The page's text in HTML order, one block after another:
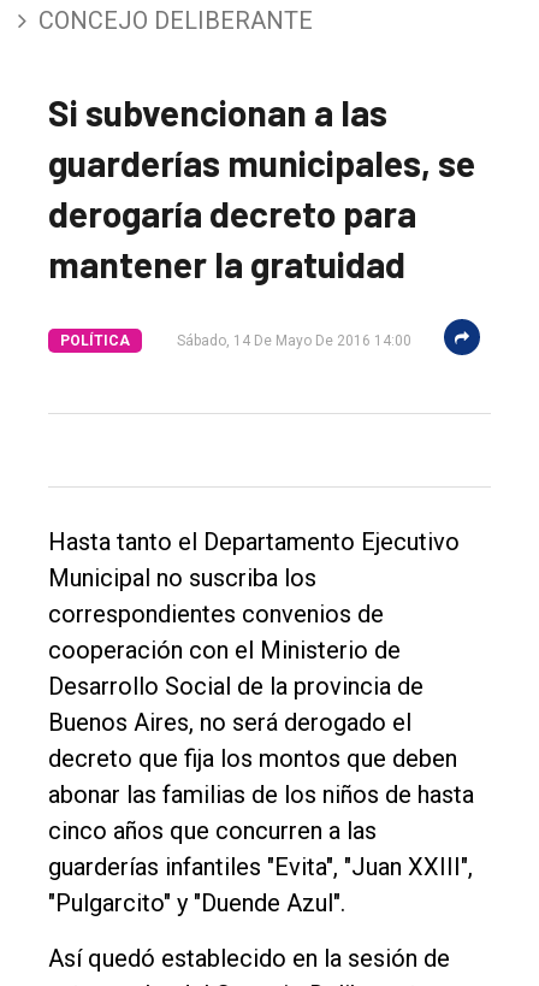
único
Inicio
Tendencia
Int.
General
Política
Cultura
Entrevistas
Rural
Deportes
Edición
CONCEJO DELIBERANTE
Si subvencionan a las
guarderías municipales, se
derogaría decreto para
mantener la gratuidad
POLÍTICA Sábado, 14 De Mayo De 2016 14:00
Hasta tanto el Departamento Ejecutivo
Municipal no suscriba los
correspondientes convenios de
cooperación con el Ministerio de
Desarrollo Social de la provincia de
Buenos Aires, no será derogado el
decreto que fija los montos que deben
abonar las familias de los niños de hasta
cinco años que concurren a las
guarderías infantiles "Evita", "Juan XXIII",
"Pulgarcito" y "Duende Azul".
Así quedó establecido en la sesión de